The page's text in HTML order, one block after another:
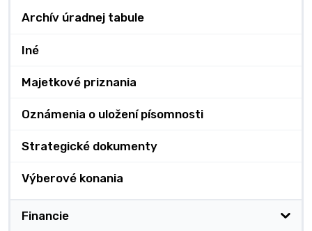
Archív úradnej tabule
Iné
Majetkové priznania
Oznámenia o uložení písomnosti
Strategické dokumenty
Výberové konania
Financie